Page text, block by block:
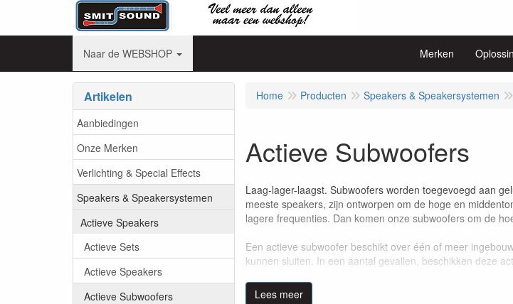
Naar de WEBSHOP Merken
Artikelen
Aanbiedingen
Onze Merken
Verlichting & Special Effects
Speakers & Speakersystemen
Actieve Speakers
Actieve Sets
Actieve Speakers
Actieve Subwoofers
Home Producten Speakers & Speakersystemen
Actieve Subwoofers
Laag-lager-laagst. Subwoofers worden toegevoegd aan
meeste speakers, zijn ontworpen om de hoge en
lagere frequenties. Dan komen onze subwoofers om de
Een actieve subwoofer beschikt over één of meer
kunnen sluiten. In een aantal gevallen, beschikken deze
Verkrijgbaar in allerlei soorten en maten. Neem eens
Lees meer